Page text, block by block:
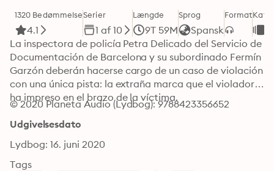
1320 Bedømmelse
4.1
Serier
1 af 10
Længde
9T 59M
Sprog
Spansk
Format
La inspectora de policía Petra Delicado del Servicio de
Documentación de Barcelona y su subordinado Fermín
Garzón deberán hacerse cargo de un caso de violación
con una única pista: la extraña marca que el violador
ha impreso en el brazo de la víctima.
© 2020 Planeta Audio (Lydbog): 9788423356652
Udgivelsesdato
Lydbog: 16. juni 2020
Tags